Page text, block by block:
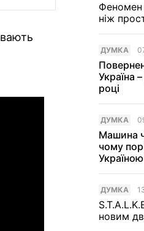
Феномен
ніж
ДУМКА
Україна
році
ДУМКА
Машина
чому
ДУМКА
новим